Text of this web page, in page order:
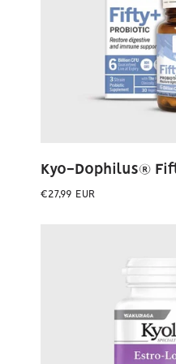
Kyo-Dophilus®
Preço
€27,99 EUR